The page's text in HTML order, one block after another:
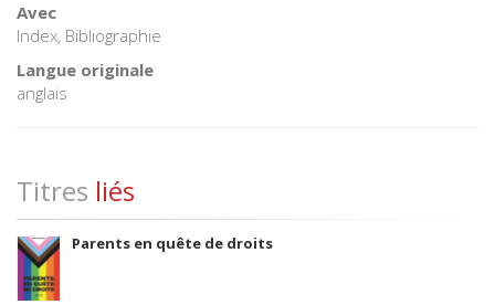
Avec
Index, Bibliographie
Langue originale
anglais
Titres liés
Parents en quête de droits